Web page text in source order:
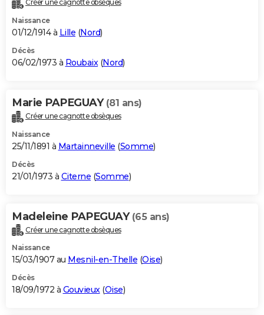
Créer une cagnotte obsèques
Naissance
01/12/1914 à Lille (Nord)
Décès
06/02/1973 à Roubaix(Nord)
Marie PAPEGUAY (81 ans)
Créer une cagnotte obsèques
Naissance
25/11/1891 à Martainneville (Somme)
Décès
21/01/1973 à Citerne (Somme)
Madeleine PAPEGUAY (65 ans)
Créer une cagnotte obsèques
Naissance
15/03/1907 au Mesnil-en-Thelle (Oise)
Décès
18/09/1972 à Gouvieux(Oise)